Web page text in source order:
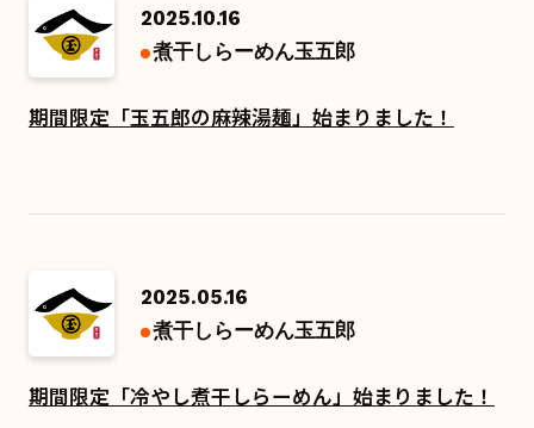
2025.10.16
煮干しらーめん玉五郎
期間限定「玉五郎の麻辣湯麺」始まりました！
2025.05.16
煮干しらーめん玉五郎
期間限定「冷やし煮干しらーめん」始まりました！